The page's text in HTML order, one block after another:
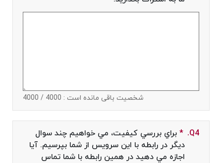
شخصیت باقی مانده است : 4000
/ 4000
Q4.
*
Required field
براي بررسي كيفيت، مي خواهيم چند سوال
ديگر در رابطه با اين سرويس از شما بپرسيم. آيا
اجازه مي دهيد در همين رابطه با شما تماس